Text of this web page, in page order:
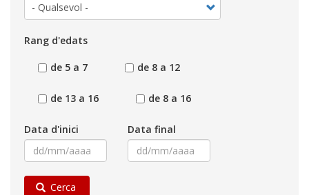
Rang d'edats
de 5 a 7 de 8 a 12
de 13 a 16 de 8 a 16
Data d'inici Data final
Cerca